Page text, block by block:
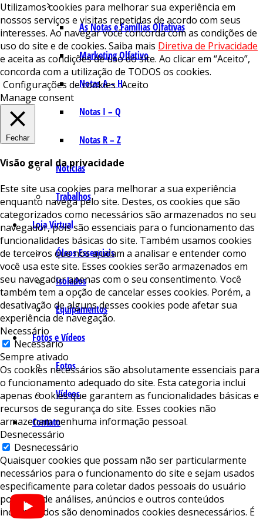
As Notas e Famílias Olfativas
Marketing Olfativo
Notas A – H
Notas I – Q
Notas R – Z
Notícias
Trabalhos
Loja Virtual
Óleos Essenciais
Isolados
Equipamentos
Fotos e Vídeos
Fotos
Vídeos
Contato
Utilizamos cookies para melhorar sua experiência em
nossos serviços e visitas repetidas de acordo com seus
interesses. Ao navegar você concorda com as condições de
uso do site e de cookies. Saiba mais Diretiva de Privacidade
e aceita as condições de uso do site. Ao clicar em “Aceito”,
concorda com a utilização de TODOS os cookies.
Configurações de cookies Aceito
Manage consent
Fechar
Visão geral da privacidade
Este site usa cookies para melhorar a sua experiência
enquanto navega pelo site. Destes, os cookies que são
categorizados como necessários são armazenados no seu
navegador, pois são essenciais para o funcionamento das
funcionalidades básicas do site. Também usamos cookies
de terceiros que nos ajudam a analisar e entender como
você usa este site. Esses cookies serão armazenados em
seu navegador apenas com o seu consentimento. Você
também tem a opção de cancelar esses cookies. Porém, a
desativação de alguns desses cookies pode afetar sua
experiência de navegação.
Necessário
Necessário
Sempre ativado
Os cookies necessários são absolutamente essenciais para
o funcionamento adequado do site. Esta categoria inclui
apenas cookies que garantem as funcionalidades básicas e
recursos de segurança do site. Esses cookies não
armazenam nenhuma informação pessoal.
Desnecessário
Desnecessário
Quaisquer cookies que possam não ser particularmente
necessários para o funcionamento do site e sejam usados ​​
especificamente para coletar dados pessoais do usuário
por meio de análises, anúncios e outros conteúdos
incorporados são denominados cookies desnecessários. É